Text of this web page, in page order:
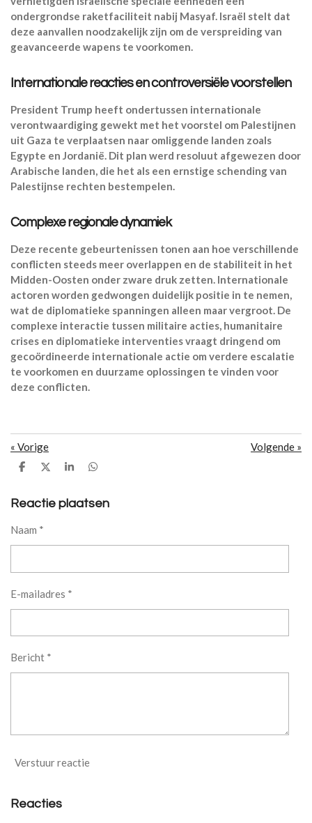
ondergrondse raketfaciliteit nabij Masyaf. Israël stelt dat
deze aanvallen noodzakelijk zijn om de verspreiding van
geavanceerde wapens te voorkomen.
Internationale reacties en controversiële voorstellen
President Trump heeft ondertussen internationale
verontwaardiging gewekt met het voorstel om Palestijnen
uit Gaza te verplaatsen naar omliggende landen zoals
Egypte en Jordanië. Dit plan werd resoluut afgewezen door
Arabische landen, die het als een ernstige schending van
Palestijnse rechten bestempelen.
Complexe regionale dynamiek
Deze recente gebeurtenissen tonen aan hoe verschillende
conflicten steeds meer overlappen en de stabiliteit in het
Midden-Oosten onder zware druk zetten. Internationale
actoren worden gedwongen duidelijk positie in te nemen,
wat de diplomatieke spanningen alleen maar vergroot. De
complexe interactie tussen militaire acties, humanitaire
crises en diplomatieke interventies vraagt dringend om
gecoördineerde internationale actie om verdere escalatie
te voorkomen en duurzame oplossingen te vinden voor
deze conflicten.
« Vorige Volgende »
D
e
D
l
S
r
D
e
Reactie plaatsen
Naam *
E-mailadres *
Bericht *
Verstuur reactie
Reacties